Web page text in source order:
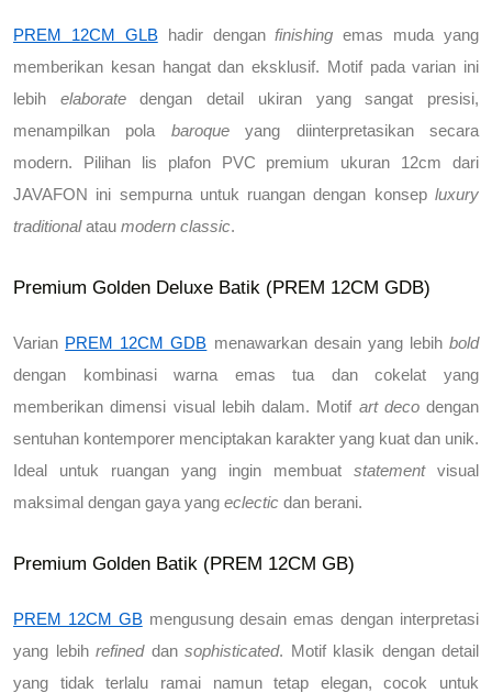
PREM 12CM GLB hadir dengan finishing emas muda yang
memberikan kesan hangat dan eksklusif. Motif pada varian ini
lebih elaborate dengan detail ukiran yang sangat presisi,
menampilkan pola baroque yang diinterpretasikan secara
modern.
Pilihan lis plafon PVC premium ukuran 12cm dari
JAVAFON
ini sempurna untuk ruangan dengan konsep luxury
traditional atau modern classic.
Premium Golden Deluxe Batik (PREM 12CM GDB)
Varian PREM 12CM GDB menawarkan desain yang lebih bold
dengan kombinasi warna emas tua dan cokelat yang
memberikan dimensi visual lebih dalam. Motif art deco dengan
sentuhan kontemporer menciptakan karakter yang kuat dan unik.
Ideal untuk ruangan yang ingin membuat statement visual
maksimal dengan gaya yang eclectic dan berani.
Premium Golden Batik (PREM 12CM GB)
PREM 12CM GB mengusung desain emas dengan interpretasi
yang lebih refined dan sophisticated. Motif klasik dengan detail
yang tidak terlalu ramai namun tetap elegan, cocok untuk